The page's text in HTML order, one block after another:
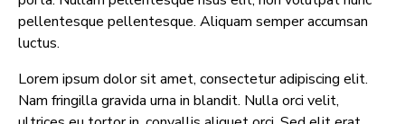
pellentesque pellentesque. Aliquam semper accumsan
luctus.
Lorem ipsum dolor sit amet, consectetur adipiscing elit.
Nam fringilla gravida urna in blandit. Nulla orci velit,